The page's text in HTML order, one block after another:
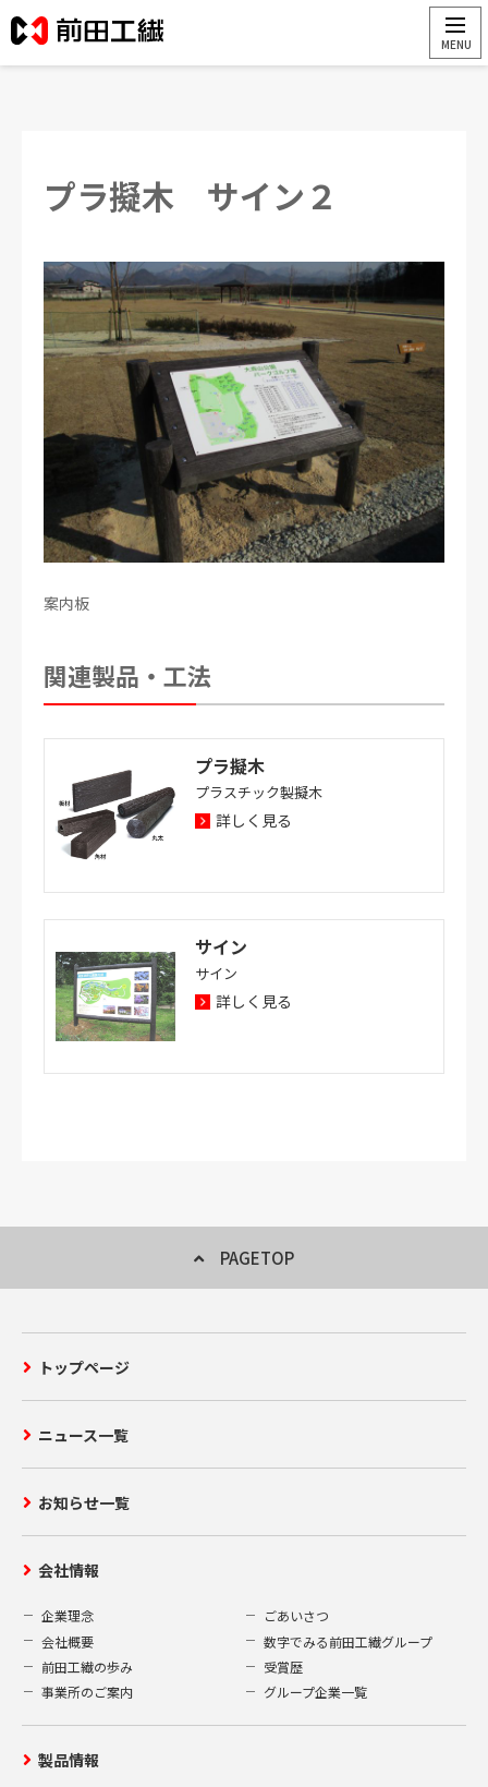
プラ擬木 サイン２
案内板
関連製品・工法
プラ擬木
プラスチック製擬木
詳しく見る
サイン
サイン
詳しく見る
PAGETOP
トップページ
ニュース一覧
お知らせ一覧
会社情報
企業理念
ごあいさつ
会社概要
数字でみる前田工繊グループ
前田工繊の歩み
受賞歴
事業所のご案内
グループ企業一覧
製品情報